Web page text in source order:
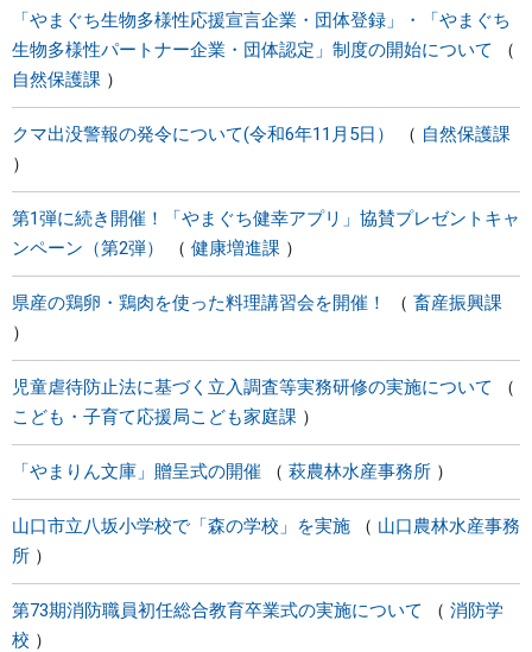
「やまぐち生物多様性応援宣言企業・団体登録」・「やまぐち
生物多様性パートナー企業・団体認定」制度の開始について
自然保護課
クマ出没警報の発令について(令和6年11月5日） 自然保護課
第1弾に続き開催！「やまぐち健幸アプリ」協賛プレゼントキャ
ンペーン（第2弾）
健康増進課
県産の鶏卵・鶏肉を使った料理講習会を開催！ 畜産振興課
児童虐待防止法に基づく立入調査等実務研修の実施について
こども・子育て応援局こども家庭課
「やまりん文庫」贈呈式の開催 萩農林水産事務所
山口市立八坂小学校で「森の学校」を実施
山口農林水産事務
所
第73期消防職員初任総合教育卒業式の実施について
消防学
校